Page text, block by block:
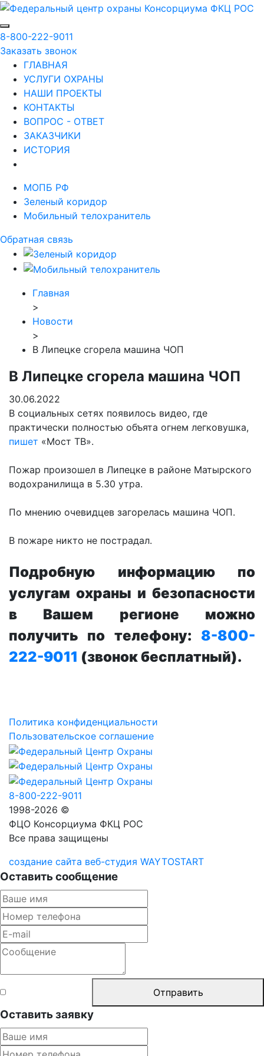
8-800-222-9011
Заказать звонок
ГЛАВНАЯ
УСЛУГИ ОХРАНЫ
НАШИ ПРОЕКТЫ
КОНТАКТЫ
ВОПРОС - ОТВЕТ
ЗАКАЗЧИКИ
ИСТОРИЯ
МОПБ РФ
Зеленый коридор
Мобильный телохранитель
Обратная связь
Главная
>
Новости
>
В Липецке сгорела машина ЧОП
В Липецке сгорела машина ЧОП
30.06.2022
В социальных сетях появилось видео, где
практически полностью объята огнем легковушка,
пишет «Мост ТВ».
Пожар произошел в Липецке в районе Матырского
водохранилища в 5.30 утра.
По мнению очевидцев загорелась машина ЧОП.
В пожаре никто не пострадал.
Подробную информацию по
услугам охраны и безопасности
в Вашем регионе можно
получить по телефону: 8-800-
222-9011 (звонок бесплатный).
Политика конфиденциальности
Пользовательское соглашение
8-800-222-9011
1998-2026 ©
ФЦО Консорциума ФКЦ РОС
Все права защищены
создание сайта веб-студия WAYTOSTART
Оставить сообщение
Отправить
Оставить заявку